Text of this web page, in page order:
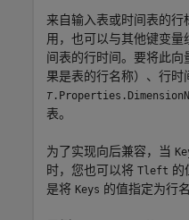
来自输入表或时间表的
用，也可以与其他键变
间表的行时间。要将此
果是表的行名称）、行
T
表。
为了实现向后兼容，当
时，您也可以将 Tleft 的
是将 Keys 的值指定为行